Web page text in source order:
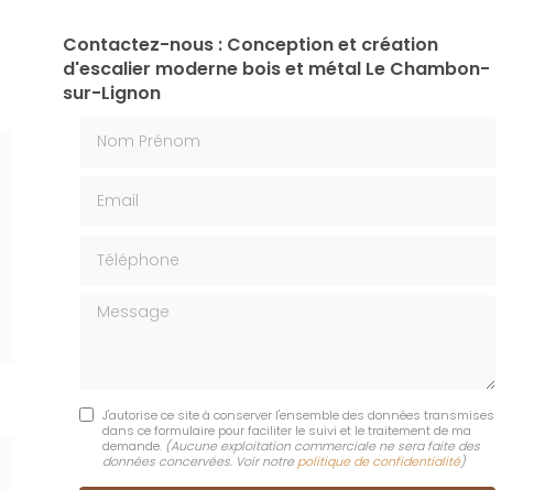
Contactez-nous : Conception et création
d'escalier moderne bois et métal Le Chambon-
sur-Lignon
Message
J'autorise ce site à conserver l'ensemble des données transmises
dans ce formulaire pour faciliter le suivi et le traitement de ma
demande. (Aucune exploitation commerciale ne sera faite des
données concervées. Voir notre politique de confidentialité)